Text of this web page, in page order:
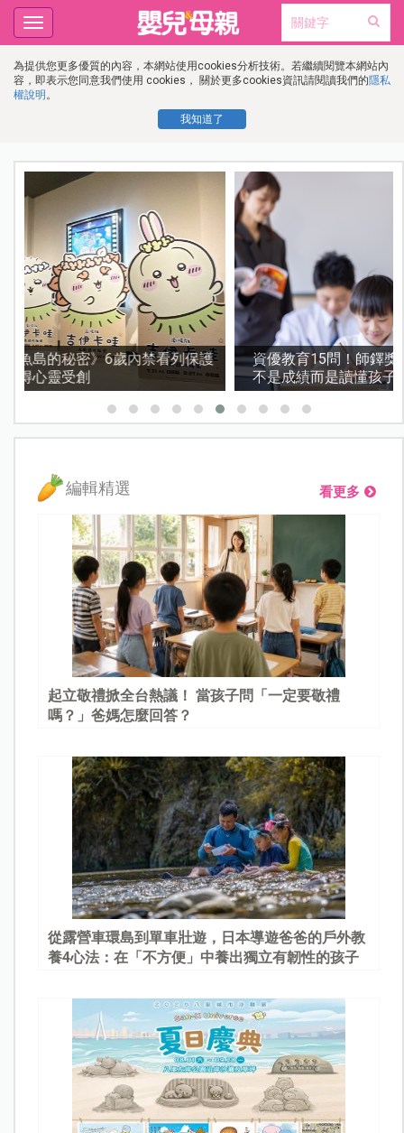
為提供您更多優質的內容，本網站使用cookies分析技術。若繼續閱覽本網站內
容，即表示您同意我們使用 cookies， 關於更多cookies資訊請閱讀我們的隱私
權說明 。
我知道了
Toggle
navigation
資優教育15問！師鐸獎名師陳宥妤：資優教育的核心，
不是成績而是讀懂孩子的心理準備度
編輯精選 看更多
起立敬禮掀全台熱議！ 當孩子問「一定要敬禮
嗎？」爸媽怎麼回答？
從露營車環島到單車壯遊，日本導遊爸爸的戶外教
養4心法：在「不方便」中養出獨立有韌性的孩子